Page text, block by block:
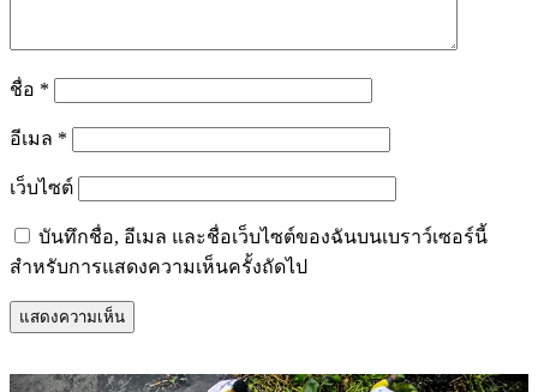
ชื่อ *
อีเมล *
เว็บไซต์
บันทึกชื่อ, อีเมล และชื่อเว็บไซต์ของฉันบนเบราว์เซอร์นี้
สำหรับการแสดงความเห็นครั้งถัดไป